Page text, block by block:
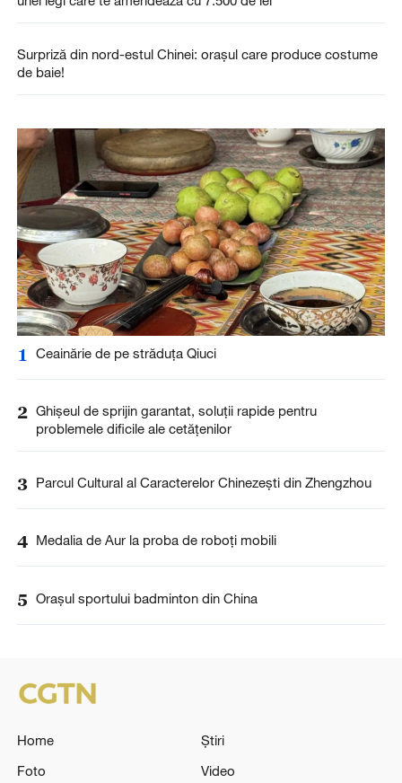
Surpriză din nord-estul Chinei: orașul care produce costume
de baie!
1 Ceainărie de pe străduța Qiuci
2 Ghișeul de sprijin garantat, soluții rapide pentru
problemele dificile ale cetățenilor
3 Parcul Cultural al Caracterelor Chinezești din Zhengzhou
4 Medalia de Aur la proba de roboți mobili
5 Orașul sportului badminton din China
Home
Știri
Foto
Video